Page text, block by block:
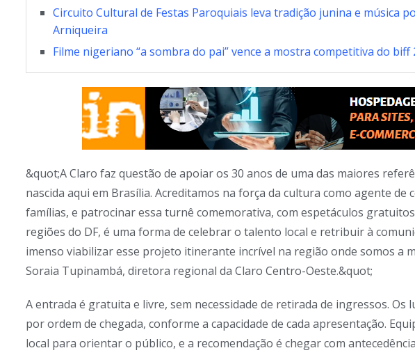
Circuito Cultural de Festas Paroquiais leva tradição junina e música
Arniqueira
Filme nigeriano “a sombra do pai” vence a mostra competitiva do biff
&quot;A Claro faz questão de apoiar os 30 anos de uma das maiores
nascida aqui em Brasília. Acreditamos na força da cultura como agente de
famílias, e patrocinar essa turnê comemorativa, com espetáculos
regiões do DF, é uma forma de celebrar o talento local e retribuir à
imenso viabilizar esse projeto itinerante incrível na região onde somos a
Soraia Tupinambá, diretora regional da Claro Centro-Oeste.&quot;
A entrada é gratuita e livre, sem necessidade de retirada de ingressos. Os
por ordem de chegada, conforme a capacidade de cada apresentação.
local para orientar o público, e a recomendação é chegar com